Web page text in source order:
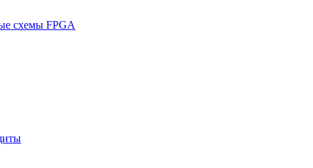
схемы FPGA